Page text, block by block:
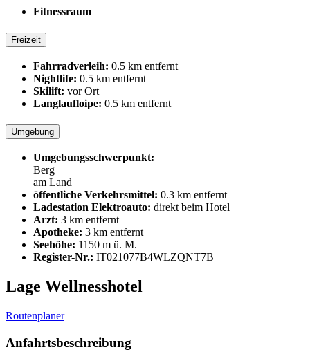
Fitnessraum
Freizeit
Fahrradverleih: 0.5 km entfernt
Nightlife: 0.5 km entfernt
Skilift: vor Ort
Langlaufloipe: 0.5 km entfernt
Umgebung
Umgebungsschwerpunkt:
Berg
am Land
öffentliche Verkehrsmittel: 0.3 km entfernt
Ladestation Elektroauto: direkt beim Hotel
Arzt: 3 km entfernt
Apotheke: 3 km entfernt
Seehöhe: 1150 m ü. M.
Register-Nr.: IT021077B4WLZQNT7B
Lage Wellnesshotel
Routenplaner
Anfahrtsbeschreibung